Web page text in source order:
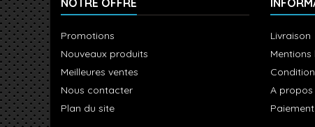
NOTRE OFFRE
Promotions
Nouveaux produits
Meilleures ventes
Nous contacter
Plan du site
Livraison
Mentions
A propos